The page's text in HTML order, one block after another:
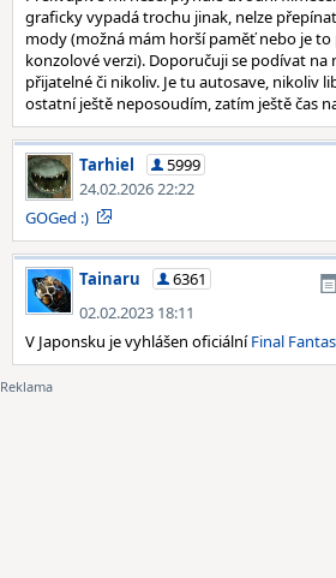
graficky vypadá trochu jinak, nelze
mody (možná mám horší paměť nebo je
konzolové verzi). Doporučuji se podívat na
přijatelné či nikoliv. Je tu autosave, nikoliv
ostatní ještě neposoudím, zatím ještě čas
Tarhiel
5999
24.02.2026 22:22
GOGed :)
Tainaru
6361
02.02.2023 18:11
V Japonsku je vyhlášen oficiálníFinal